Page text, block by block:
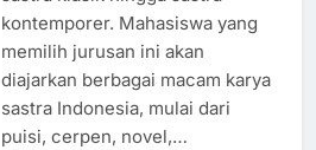
kontemporer. Mahasiswa yang
memilih jurusan ini akan
diajarkan berbagai macam karya
sastra Indonesia, mulai dari
puisi, cerpen, novel,…